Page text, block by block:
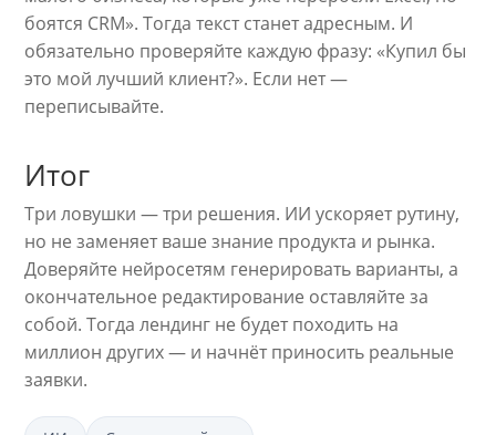
боятся CRM». Тогда текст станет адресным. И
обязательно проверяйте каждую фразу: «Купил бы
это мой лучший клиент?». Если нет —
переписывайте.
Итог
Три ловушки — три решения. ИИ ускоряет рутину,
но не заменяет ваше знание продукта и рынка.
Доверяйте нейросетям генерировать варианты, а
окончательное редактирование оставляйте за
собой. Тогда лендинг не будет походить на
миллион других — и начнёт приносить реальные
заявки.